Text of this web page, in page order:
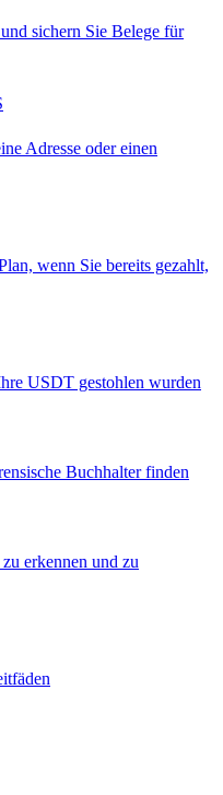
sichern Sie Belege für
Adresse oder einen
wenn Sie bereits gezahlt,
USDT gestohlen wurden
Buchhalter finden
erkennen und zu